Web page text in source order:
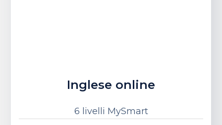
Inglese online
6 livelli MySmart